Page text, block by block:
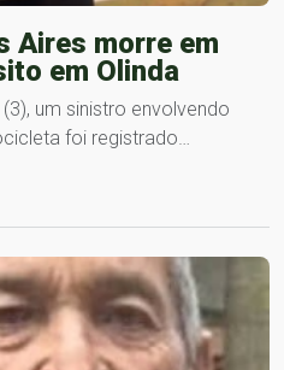
Aires morre em
em Olinda
um sinistro envolvendo
foi registrado…